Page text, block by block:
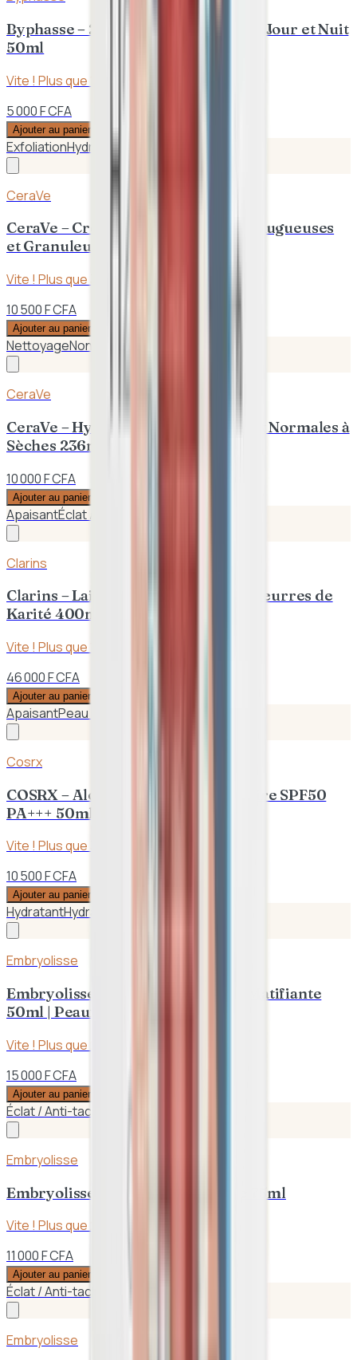
Byphasse – 24H Hydra Infini Crème Jour et Nuit
50ml
Vite ! Plus que
5 000 F CFA
Ajouter au panier
ExfoliationHydratation intense
CeraVe
CeraVe – Crème SA Lissante Peaux Rugueuses
et Granuleuses 177ml
Vite ! Plus que
10 500 F CFA
Ajouter au panier
NettoyageNon comédogène
CeraVe
CeraVe – Hydratant Nettoyant Peaux Normales à
Sèches 236mL
10 000 F CFA
Ajouter au panier
ApaisantÉclat / Anti-taches
Clarins
Clarins – Lait Corps Hydratant aux Beurres de
Karité 400ml | Peaux Sèches
Vite ! Plus que
46 000 F CFA
Ajouter au panier
ApaisantPeau sensible
Cosrx
COSRX – Aloe Apaisant Crème Solaire SPF50
PA+++ 50ml
Vite ! Plus que
10 500 F CFA
Ajouter au panier
HydratantHydratation
Embryolisse
Embryolisse – Crème Hydratante Matifiante
50ml | Peaux Sèches
Vite ! Plus que
15 000 F CFA
Ajouter au panier
Éclat / Anti-taches
Embryolisse
Embryolisse – Lait – Crème Fluide 75ml
Vite ! Plus que
11 000 F CFA
Ajouter au panier
Éclat / Anti-taches
Embryolisse